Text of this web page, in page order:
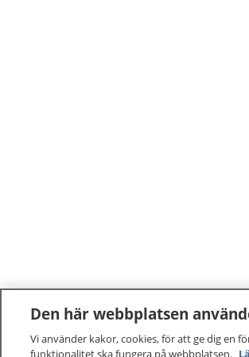
Den här webbplatsen
Vi använder kakor, cookies, för att ge dig en
funktionalitet ska fungera på webbplatsen.